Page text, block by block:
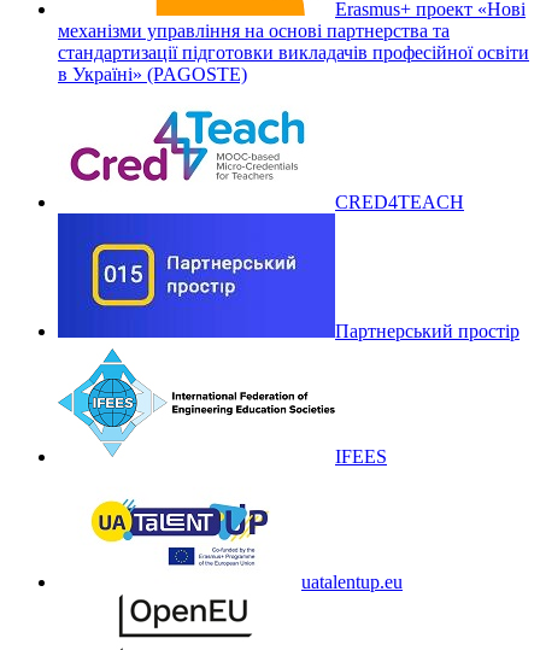
Erasmus+ проект «Нові
механізми управління на основі партнерства та
стандартизації підготовки викладачів професійної освіти
в Україні» (PAGOSTE)
CRED4TEACH
Партнерський простір
IFEES
uatalentup.eu